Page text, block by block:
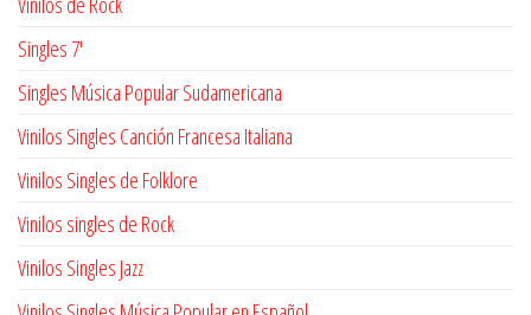
Singles 7'
Singles Música Popular Sudamericana
Vinilos Singles Canción Francesa Italiana
Vinilos Singles de Folklore
Vinilos singles de Rock
Vinilos Singles Jazz